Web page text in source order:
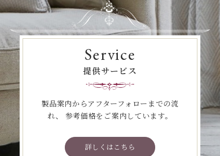
Service
提供サービス
製品案内からアフターフォローまでの流
れ、
参考価格をご案内しています。
詳しくはこちら